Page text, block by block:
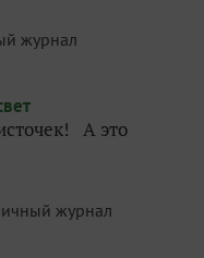
журнал
А это
журнал